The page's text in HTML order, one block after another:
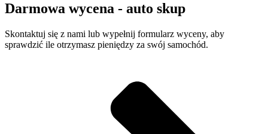
Darmowa wycena - auto skup
Skontaktuj się z nami lub wypełnij formularz wyceny, aby
sprawdzić ile otrzymasz pieniędzy za swój samochód.